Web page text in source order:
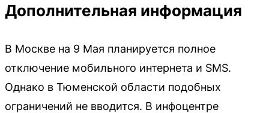
Дополнительная информация
В Москве на 9 Мая планируется полное
отключение мобильного интернета и SMS.
Однако в Тюменской области подобных
ограничений не вводится. В инфоцентре